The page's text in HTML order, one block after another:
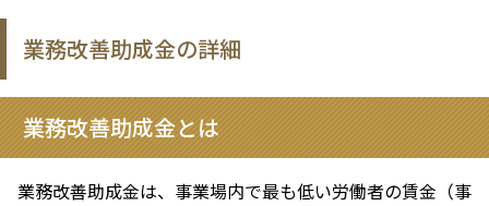
業務改善助成金の詳細
業務改善助成金とは
業務改善助成金は、事業場内で最も低い労働者の賃金（事